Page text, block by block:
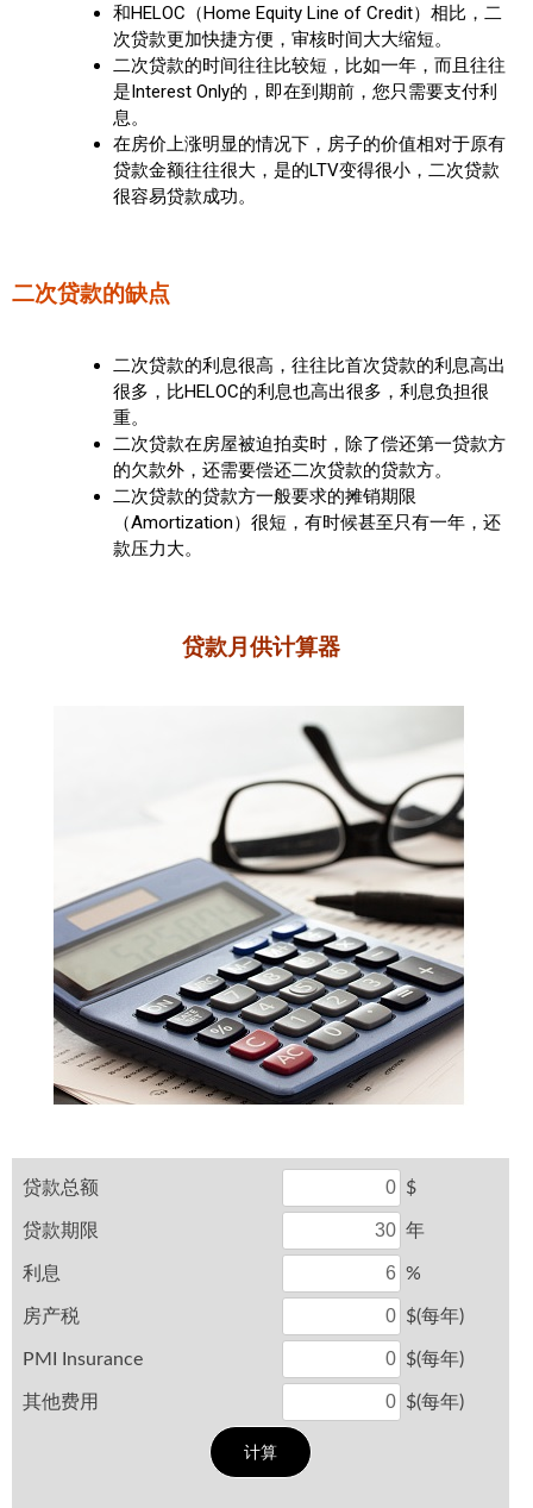
和HELOC（Home Equity Line of Credit）相比，二
次贷款更加快捷方便，审核时间大大缩短。
二次贷款的时间往往比较短，比如一年，而且往往
是Interest Only的，即在到期前，您只需要支付利
息。
在房价上涨明显的情况下，房子的价值相对于原有
贷款金额往往很大，是的LTV变得很小，二次贷款
很容易贷款成功。
二次贷款的缺点
二次贷款的利息很高，往往比首次贷款的利息高出
很多，比HELOC的利息也高出很多，利息负担很
重。
二次贷款在房屋被迫拍卖时，除了偿还第一贷款方
的欠款外，还需要偿还二次贷款的贷款方。
二次贷款的贷款方一般要求的摊销期限
（Amortization）很短，有时候甚至只有一年，还
款压力大。
贷款月供计算器
贷款总额 $
贷款期限 年
利息 %
房产税 $(每年)
PMI Insurance $(每年)
其他费用 $(每年)